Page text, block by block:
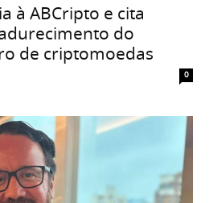
à ABCripto e cita
do
de criptomoedas
0